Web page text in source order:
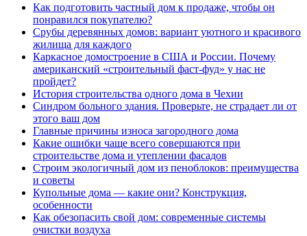
Как подготовить частный дом к продаже, чтобы он
понравился покупателю?
Срубы деревянных домов: вариант уютного и красивого
жилища для каждого
Каркасное домостроение в США и России. Почему
американский «строительный фаст-фуд» у нас не
пройдет?
История строительства одного дома в Чехии
Синдром больного здания. Проверьте, не страдает ли от
этого ваш дом
Главные причины износа загородного дома
Какие ошибки чаще всего совершаются при
строительстве дома и утеплении фасадов
Строим экологичный дом из пеноблоков: преимущества
и советы
Купольные дома — какие они? Конструкция,
особенности
Как обезопасить свой дом: современные системы
очистки воздуха